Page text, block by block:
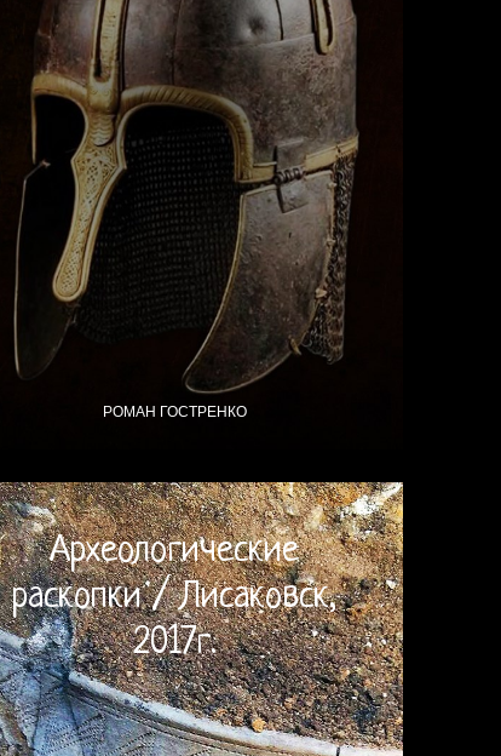
РОМАН ГОСТРЕНКО
Археологические
раскопки / Лисаковск,
2017г.